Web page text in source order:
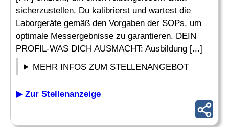
sicherzustellen. Du kalibrierst und wartest die
Laborgeräte gemäß den Vorgaben der SOPs, um
optimale Messergebnisse zu garantieren. DEIN
PROFIL-WAS DICH AUSMACHT: Ausbildung [...]
MEHR INFOS ZUM STELLENANGEBOT
▶ Zur Stellenanzeige